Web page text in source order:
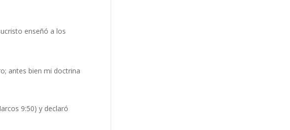
enseñó a los
antes bien mi doctrina
9:50) y declaró